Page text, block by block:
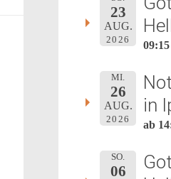
23
AUG.
2026
MI.
26
AUG.
2026
in
ab
SO.
06